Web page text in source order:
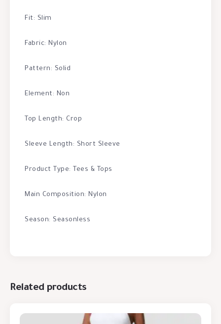
Fit: Slim
Fabric: Nylon
Pattern: Solid
Element: Non
Top Length: Crop
Sleeve Length: Short Sleeve
Product Type: Tees & Tops
Main Composition: Nylon
Season: Seasonless
Related products